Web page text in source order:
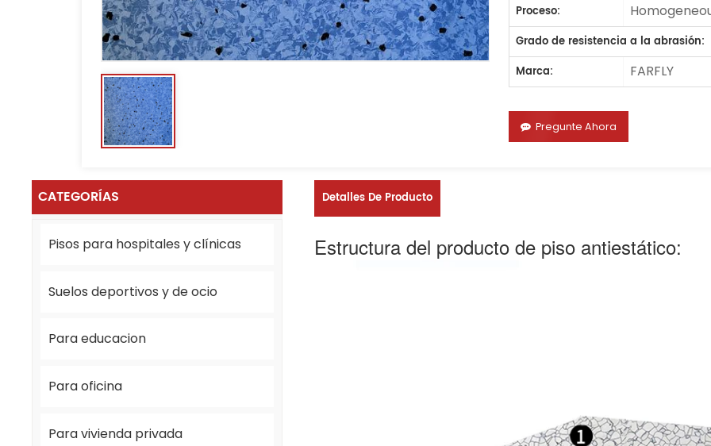
Proceso:
Grado de resistencia a la abrasión:
Marca:
FARFLY
Pregunte Ahora
CATEGORÍAS
Pisos para hospitales y clínicas
Suelos deportivos y de ocio
Para educacion
Para oficina
Para vivienda privada
Detalles De Producto
Estructura del producto de piso antiestático: